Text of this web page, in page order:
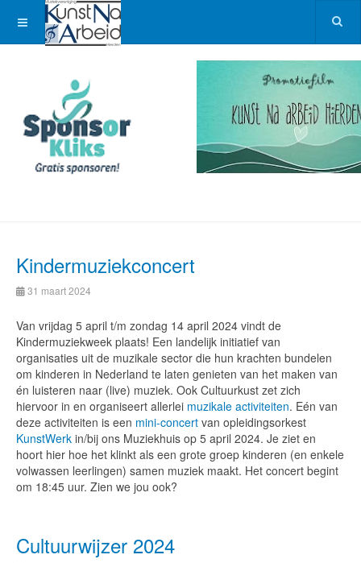
Kindermuziekconcert
31 maart 2024
Van vrijdag 5 april t/m zondag 14 april 2024 vindt de
Kindermuziekweek plaats! Een landelijk initiatief van
organisaties uit de muzikale sector die hun krachten bundelen
om kinderen in Nederland te laten genieten van het maken van
én luisteren naar (live) muziek. Ook Cultuurkust zet zich
hiervoor in en organiseert allerlei muzikale activiteiten. Eén van
deze activiteiten is een mini-concert van opleidingsorkest
KunstWerk in/bij ons Muziekhuis op 5 april 2024. Je ziet en
hoort hier hoe het klinkt als een grote groep kinderen (en enkele
volwassen leerlingen) samen muziek maakt. Het concert begint
om 18:45 uur. Zien we jou ook?
Cultuurwijzer 2024